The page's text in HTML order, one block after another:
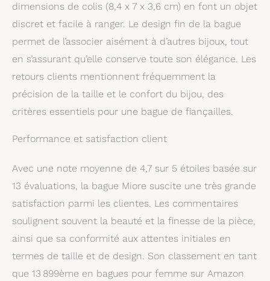
dimensions de colis (8,4 x 7 x 3,6 cm) en font un objet
discret et facile à ranger. Le design fin de la bague
permet de l’associer aisément à d’autres bijoux, tout
en s’assurant qu’elle conserve toute son élégance. Les
retours clients mentionnent fréquemment la
précision de la taille et le confort du bijou, des
critères essentiels pour une bague de fiançailles.
Performance et satisfaction client
Avec une note moyenne de 4,7 sur 5 étoiles basée sur
13 évaluations, la bague Miore suscite une très grande
satisfaction parmi les clientes. Les commentaires
soulignent souvent la beauté et la finesse de la pièce,
ainsi que sa conformité aux attentes initiales en
termes de taille et de design. Son classement en tant
que 13 899ème en bagues pour femme sur Amazon